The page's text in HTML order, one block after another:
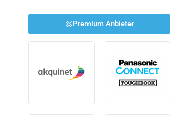
Premium Anbieter